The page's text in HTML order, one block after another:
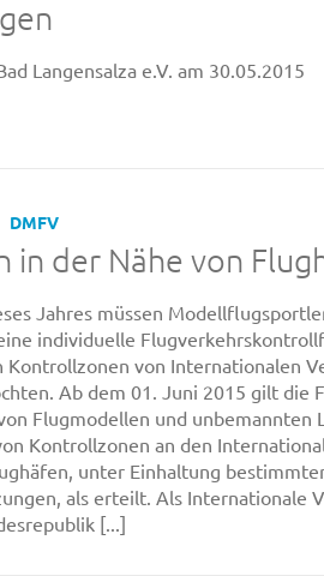
Langensalza e.V. am 30.05.2015
DMFV
in der Nähe von
Jahres müssen
individuelle
Kontrollzonen von Internationalen
Ab dem 01. Juni 2015 gilt die
Flugmodellen und unbemannten
Kontrollzonen an den
unter Einhaltung
als erteilt. Als Internationale
[...]